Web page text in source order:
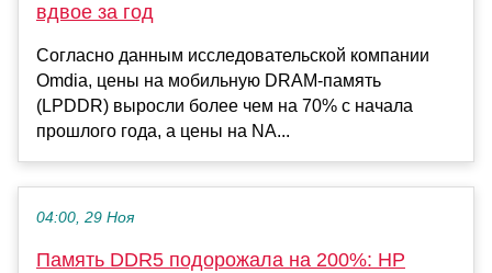
вдвое за год
Согласно данным исследовательской компании
Omdia, цены на мобильную DRAM-память
(LPDDR) выросли более чем на 70% с начала
прошлого года, а цены на NA...
04:00, 29 Ноя
Память DDR5 подорожала на 200%: HP